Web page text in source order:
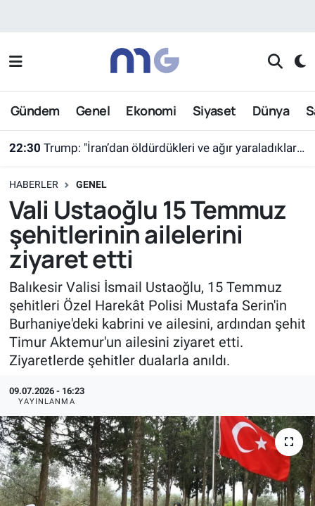
Gündem Genel Ekonomi Siyaset Dünya
22:30 Trump: "İran’dan öldürdükleri ve ağır yaraladıkları tüm kişiler için tazminat talep ediyorum"
HABERLER GENEL
Vali Ustaoğlu 15 Temmuz
şehitlerinin ailelerini
ziyaret etti
Balıkesir Valisi İsmail Ustaoğlu, 15 Temmuz
şehitleri Özel Harekât Polisi Mustafa Serin'in
Burhaniye'deki kabrini ve ailesini, ardından şehit
Timur Aktemur'un ailesini ziyaret etti.
Ziyaretlerde şehitler dualarla anıldı.
09.07.2026 - 16:23
YAYINLANMA
Nöbetçi Eczaneler
Hava Durumu
Süper Lig Puan Durumu ve Fikstür
Tüm Manşetler
Son Dakika Haberleri
Haber Arşivi